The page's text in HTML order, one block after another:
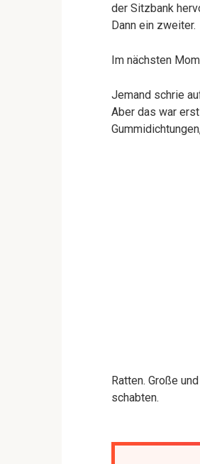
der Sitzbank
Dann ein zweiter.
Im nächsten
Jemand schrie
Aber das war
Ratten. Große
schabten.